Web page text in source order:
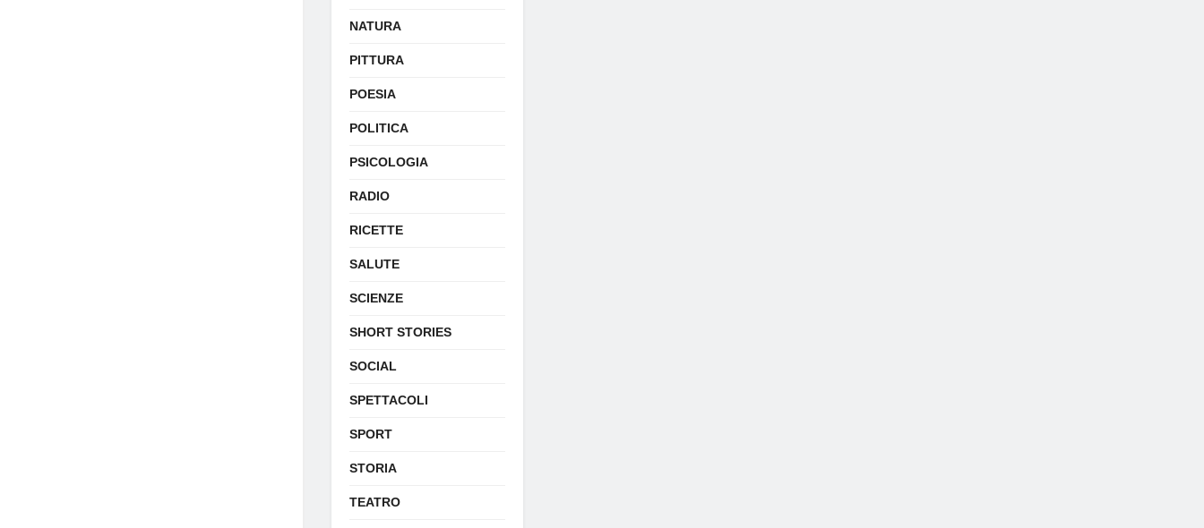
NATURA
PITTURA
POESIA
POLITICA
PSICOLOGIA
RADIO
RICETTE
SALUTE
SCIENZE
SHORT STORIES
SOCIAL
SPETTACOLI
SPORT
STORIA
TEATRO